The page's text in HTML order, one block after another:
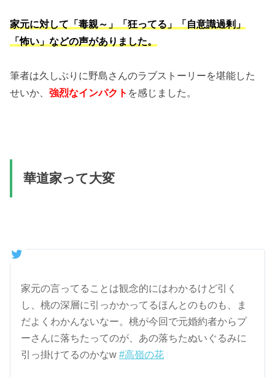
家元に対して「毒親～」「狂ってる」「自意識過剰」
「怖い」などの声がありました。
筆者は久しぶりに野島さんのラブストーリーを堪能した
せいか、強烈なインパクト を感じました。
華道家って大変
家元の言ってることは観念的にはわかるけど引く
し、桃の深層に引っかかってるほんとのものも、ま
だよくわかんないなー。桃が今回で元婚約者からプ
ーさんに落ちたってのが、あの落ちたぬいぐるみに
引っ掛けてるのかなw#高嶺の花